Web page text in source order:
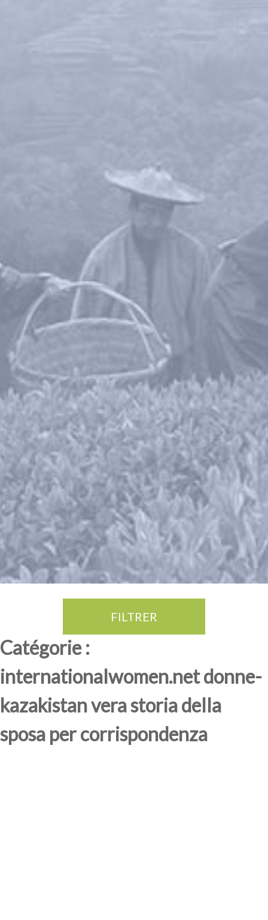
FILTRER
Catégorie :
internationalwomen.net donne-
kazakistan vera storia della
sposa per corrispondenza